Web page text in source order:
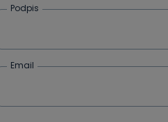
żądania
Podpis
Email